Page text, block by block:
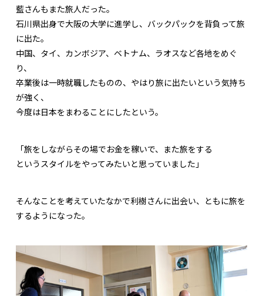
藍さんもまた旅人だった。
石川県出身で大阪の大学に進学し、バックパックを背負って旅
に出た。
中国、タイ、カンボジア、ベトナム、ラオスなど各地をめぐ
り、
卒業後は一時就職したものの、やはり旅に出たいという気持ち
が強く、
今度は日本をまわることにしたという。
「旅をしながらその場でお金を稼いで、また旅をする
というスタイルをやってみたいと思っていました」
そんなことを考えていたなかで利樹さんに出会い、ともに旅を
するようになった。